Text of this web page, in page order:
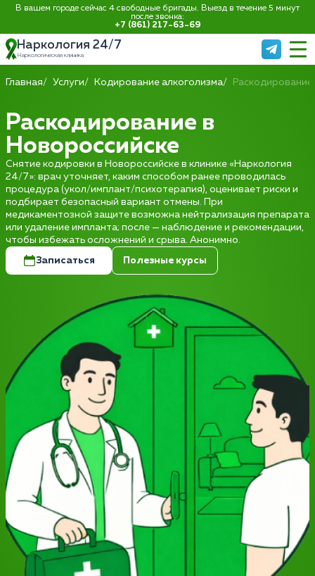
В вашем городе сейчас 4 свободные бригады. Выезд в течение 5 минут
после звонка:
+7 (861) 217-63-69
Наркология 24/7
Наркологическая клиника
Главная Услуги Кодирование алкоголизма Раскодирование
Раскодирование в
Новороссийске
Снятие кодировки в Новороссийске в клинике «Наркология
24/7»: врач уточняет, каким способом ранее проводилась
процедура (укол/имплант/психотерапия), оценивает риски и
подбирает безопасный вариант отмены. При
медикаментозной защите возможна нейтрализация препарата
или удаление импланта; после — наблюдение и рекомендации,
чтобы избежать осложнений и срыва. Анонимно.
Записаться Полезные курсы